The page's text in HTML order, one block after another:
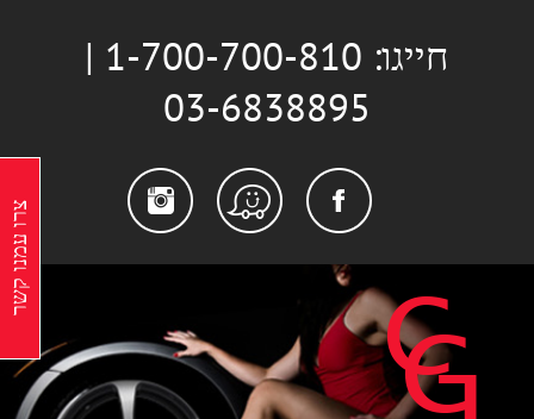
חייגו: 1-700-700-810 |
03-6838895
Facebook
Waze
צרו עמנו קשר